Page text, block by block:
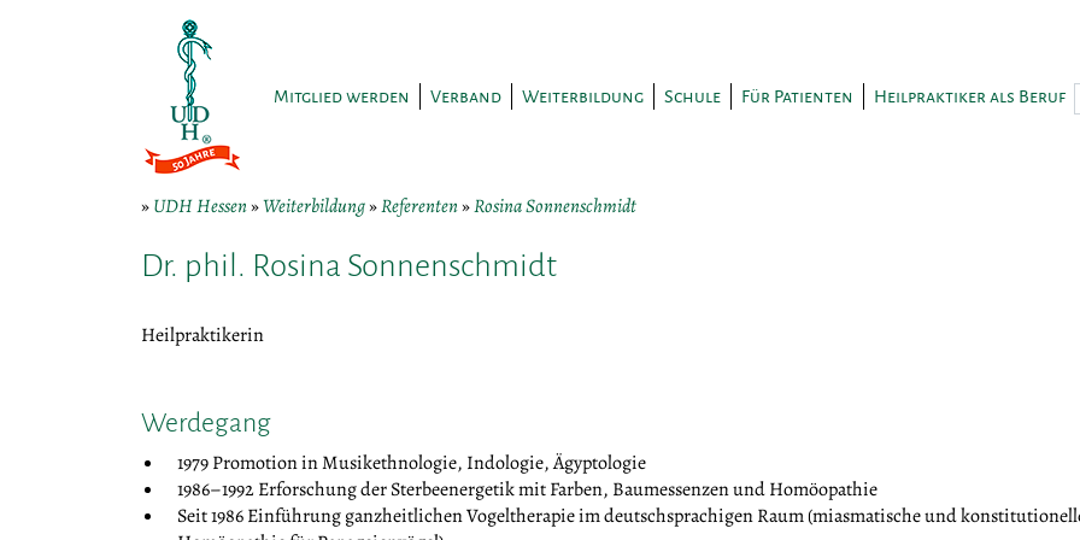
Mitglied werden Verband Weiterbildung Schule Für Patienten Heilpraktiker als Beruf
»UDH Hessen»Weiterbildung»Referenten»Rosina Sonnenschmidt
Dr. phil. Rosina Sonnenschmidt
Heilpraktikerin
Werdegang
1979 Promotion in Musikethnologie, Indologie, Ägyptologie
1986–1992 Erforschung der Sterbeenergetik mit Farben, Baumessenzen und Homöopathie
Seit 1986 Einführung ganzheitlichen Vogeltherapie im deutschsprachigen Raum (miasmatische und